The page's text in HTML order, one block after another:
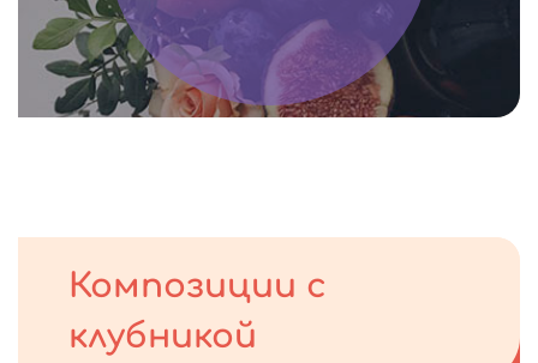
Композиции с
клубникой